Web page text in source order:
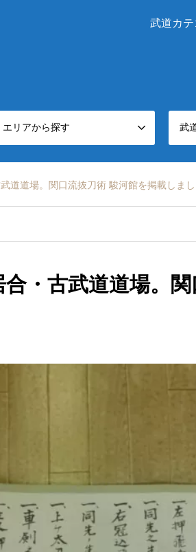
武道カ
エリアから探す 武
道道場。関口流抜刀術 駿河館を掲載しまし
・古武道道場。